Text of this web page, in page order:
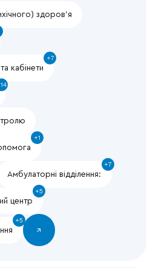
здоров’я
кабінети
+7
+1
Амбулаторні відділення:
+7
центр
+5
+5
↗